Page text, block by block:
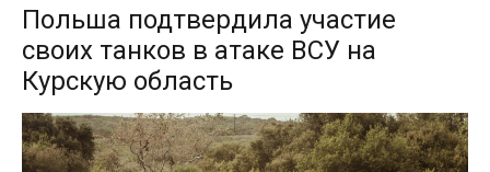
Польша подтвердила участие
своих танков в атаке ВСУ на
Курскую область